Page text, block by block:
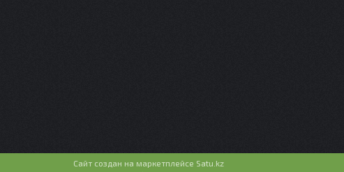
Сайт создан на маркетплейсе Satu.kz